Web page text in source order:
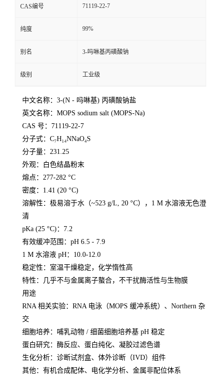
CAS编号 71119-22-7
纯度 99%
别名 3-吗啉基丙磺酸钠
级别 工业级
中文名称：3-(N - 吗啉基) 丙磺酸钠盐
英文名称：MOPS sodium salt (MOPS-Na)
CAS 号 ：71119-22-7
分子式：C₇H₁₄NNaO₄S
分子量：231.25
外观：白色结晶粉末
熔点 ：277-282 °C
密度：1.41 (20 °C)
溶解性 ：极易溶于水（~523 g/L, 20 °C），1 M 水溶液无色澄
清
pKa (25 °C) ： 7.2
有效缓冲范围 ： pH 6.5 - 7.9
1 M 水溶液 pH：10.0-12.0
稳定性 ：室温干燥稳定，化学惰性高
特性 ： 几乎不与金属离子螯合，不干扰酶活性与生物膜
用途
RNA 相关实验：RNA 电泳（MOPS 缓冲系统）、Northern 杂
交
细胞培养：哺乳动物 / 细菌细胞培养基 pH 稳定
蛋白研究：酶反应、蛋白纯化、凝胶过滤色谱
生化分析：诊断试剂盒、体外诊断（IVD）组件
其他：有机合成配体、电化学分析、金属非配位体系